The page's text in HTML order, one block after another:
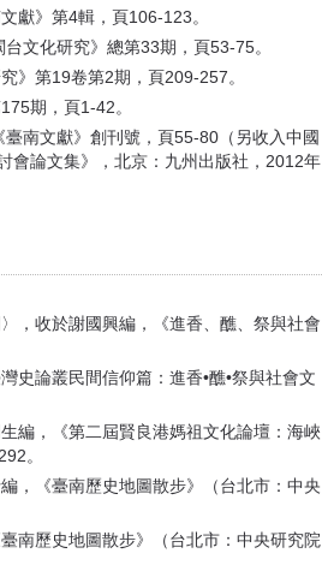
獻》第4輯，頁106-123。
文化研究》總第33期，頁53-75。
》第19卷第2期，頁209-257。
期，頁1-42。
南文獻》創刊號，頁55-80（另收入中國
會論文集》，北京：九州出版社，2012年
，收於謝國興編，《進香、醮、祭與社會
史論叢民間信仰篇：進香•醮•祭與社會文
編，《第二屆賢良港媽祖文化論壇：海峽
。
，《臺南歷史地圖散步》（台北市：中央
南歷史地圖散步》（台北市：中央研究院